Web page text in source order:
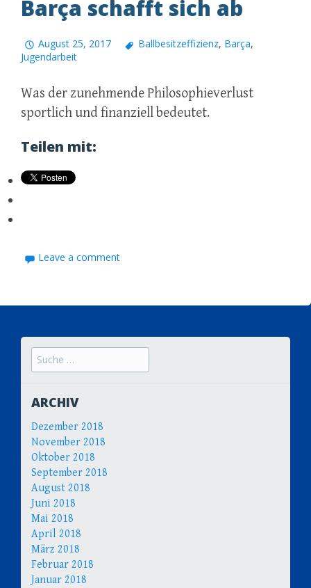
Barça schafft sich ab
August 25, 2017 Ballbesitzeffizienz, Barça,
Jugendarbeit
Was der zunehmende Philosophieverlust
sportlich und finanziell bedeutet.
Teilen mit:
Leave a comment
Suche
nach:
ARCHIV
Dezember 2018
November 2018
Oktober 2018
September 2018
August 2018
Juni 2018
Mai 2018
April 2018
März 2018
Februar 2018
Januar 2018